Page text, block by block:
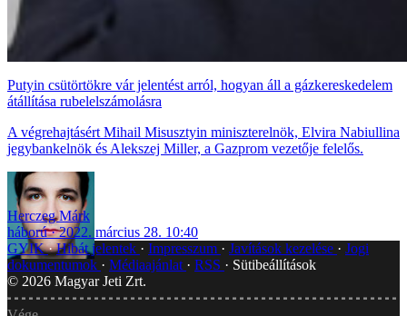
Putyin csütörtökre vár jelentést arról, hogyan áll a gázkereskedelem
átállítása rubelelszámolásra
A végrehajtásért Mihail Misusztyin miniszterelnök, Elvira Nabiullina
jegybankelnök és Alekszej Miller, a Gazprom vezetője felelős.
Herczeg Márk
háború
2022. március 28. 10:40
GYIK Hibát jelentek Impresszum Javítások kezelése
Jogi
dokumentumok
Médiaajánlat RSS
Sütibeállítások
© 2026 Magyar Jeti Zrt.